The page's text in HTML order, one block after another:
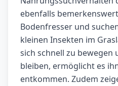
ebenfalls
Bodenfresser und
kleinen Insekten im
sich schnell zu bewegen
bleiben, ermöglicht es
entkommen. Zudem